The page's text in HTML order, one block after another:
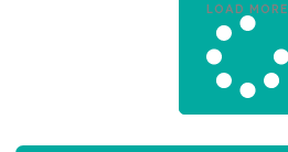
LOAD MORE